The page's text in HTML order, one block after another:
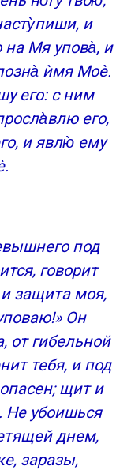
и
Мя упова̀, и
ѝмя Моѐ.
его: с ним
его,
и явлю̀ ему
под
говорит
защита моя,
Он
от гибельной
тебя, и под
щит и
Не убоишься
днем,
заразы,